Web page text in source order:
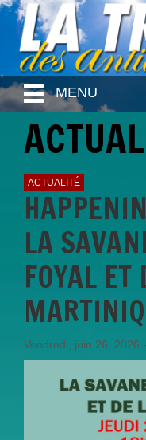
MENU
ACTUALITÉ
LA
FOYAL ET
Vendredi, juin 26, 2026